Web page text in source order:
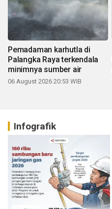
Pemadaman karhutla di
Palangka Raya terkendala
minimnya sumber air
06 August 2026 20:53 WIB
Infografik